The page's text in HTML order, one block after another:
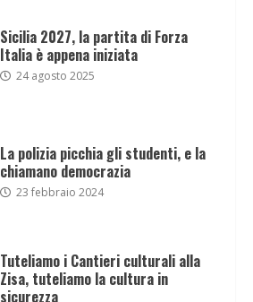
Sicilia 2027, la partita di Forza
Italia è appena iniziata
24 agosto 2025
La polizia picchia gli studenti, e la
chiamano democrazia
23 febbraio 2024
Tuteliamo i Cantieri culturali alla
Zisa, tuteliamo la cultura in
sicurezza